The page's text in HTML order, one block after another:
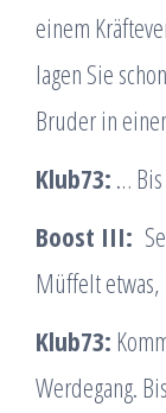
einem
lagen Sie
Bruder in
Klub73: …
Boost III:
Müffelt etwas,
Klub73:
Werdegang.